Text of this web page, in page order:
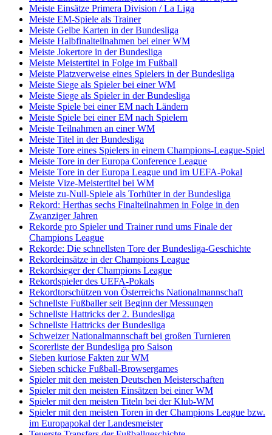
Meiste Einsätze Primera Division / La Liga
Meiste EM-Spiele als Trainer
Meiste Gelbe Karten in der Bundesliga
Meiste Halbfinalteilnahmen bei einer WM
Meiste Jokertore in der Bundesliga
Meiste Meistertitel in Folge im Fußball
Meiste Platzverweise eines Spielers in der Bundesliga
Meiste Siege als Spieler bei einer WM
Meiste Siege als Spieler in der Bundesliga
Meiste Spiele bei einer EM nach Ländern
Meiste Spiele bei einer EM nach Spielern
Meiste Teilnahmen an einer WM
Meiste Titel in der Bundesliga
Meiste Tore eines Spielers in einem Champions-League-Spiel
Meiste Tore in der Europa Conference League
Meiste Tore in der Europa League und im UEFA-Pokal
Meiste Vize-Meistertitel bei WM
Meiste zu-Null-Spiele als Torhüter in der Bundesliga
Rekord: Herthas sechs Finalteilnahmen in Folge in den
Zwanziger Jahren
Rekorde pro Spieler und Trainer rund ums Finale der
Champions League
Rekorde: Die schnellsten Tore der Bundesliga-Geschichte
Rekordeinsätze in der Champions League
Rekordsieger der Champions League
Rekordspieler des UEFA-Pokals
Rekordtorschützen von Österreichs Nationalmannschaft
Schnellste Fußballer seit Beginn der Messungen
Schnellste Hattricks der 2. Bundesliga
Schnellste Hattricks der Bundesliga
Schweizer Nationalmannschaft bei großen Turnieren
Scorerliste der Bundesliga pro Saison
Sieben kuriose Fakten zur WM
Sieben schicke Fußball-Browsergames
Spieler mit den meisten Deutschen Meisterschaften
Spieler mit den meisten Einsätzen bei einer WM
Spieler mit den meisten Titeln bei der Klub-WM
Spieler mit den meisten Toren in der Champions League bzw.
im Europapokal der Landesmeister